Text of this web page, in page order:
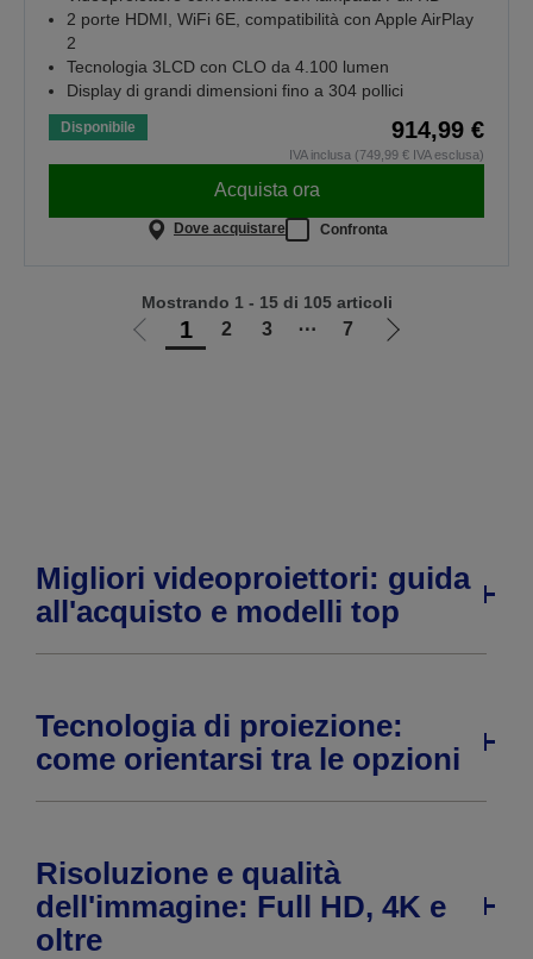
2 porte HDMI, WiFi 6E, compatibilità con Apple AirPlay
2
Tecnologia 3LCD con CLO da 4.100 lumen
Display di grandi dimensioni fino a 304 pollici
Disponibile 914,99 €
IVA inclusa (749,99 € IVA esclusa)
Acquista ora
Dove acquistare Confronta
Vai
1 2 3 ⋯ 7
Vai
Mostrando 1 - 15 di 105 articoli
Migliori videoproiettori: guida
all'acquisto e modelli top
Tecnologia di proiezione:
come orientarsi tra le opzioni
Risoluzione e qualità
dell'immagine: Full HD, 4K e
oltre